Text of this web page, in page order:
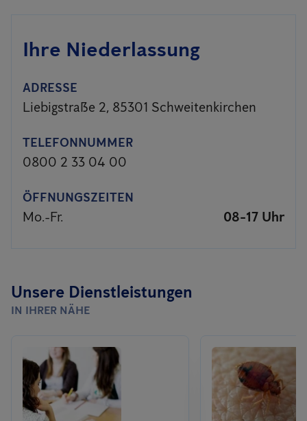
Ihre Niederlassung
ADRESSE
Liebigstraße 2, 85301 Schweitenkirchen
TELEFONNUMMER
0800 2 33 04 00
ÖFFNUNGSZEITEN
Mo.-Fr. 08-17 Uhr
Unsere Dienstleistungen
IN IHRER NÄHE